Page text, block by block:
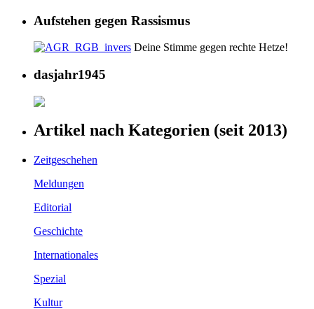
Aufstehen gegen Rassismus
Deine Stimme gegen rechte Hetze!
dasjahr1945
Artikel nach Kategorien (seit 2013)
Zeitgeschehen
Meldungen
Editorial
Geschichte
Internationales
Spezial
Kultur